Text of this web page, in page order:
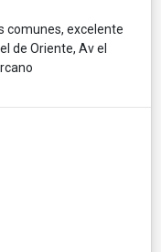
comunes, excelente
de Oriente, Av el